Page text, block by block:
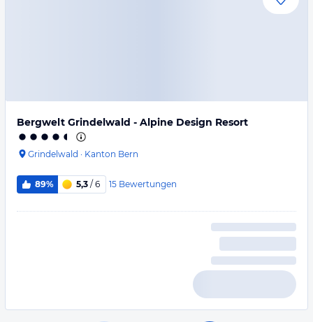
Bergwelt Grindelwald - Alpine Design Resort
Grindelwald · Kanton Bern
89% 5,3 / 6 15 Bewertungen